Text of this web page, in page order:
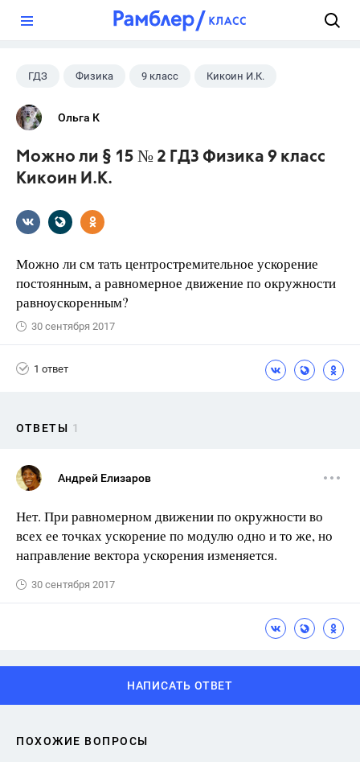
ГДЗ Физика 9 класс Кикоин И.К.
Ольга К
Можно ли § 15 № 2 ГДЗ Физика 9 класс
Кикоин И.К.
Можно ли см тать центростремительное ускорение
постоянным, а равномерное движение по окружности
равноускоренным?
30 сентября 2017
1 ответ
ОТВЕТЫ 1
Андрей Елизаров
Нет. При равномерном движении по окружности во
всех ее точках ускорение по модулю одно и то же, но
направление вектора ускорения изменяется.
30 сентября 2017
НАПИСАТЬ ОТВЕТ
ПОХОЖИЕ ВОПРОСЫ